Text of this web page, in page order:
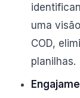
uma
COD,
planilhas.